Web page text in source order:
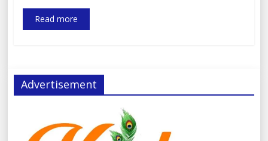
Read more
Advertisement